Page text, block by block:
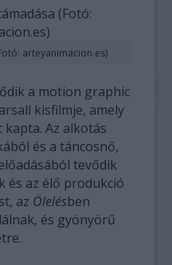
arteyanimacion.es)
a motion graphic
kisfilmje, amely
kapta. Az alkotás
és a táncosnő,
tevődik
és az élő produkció
az Ölelésben
és gyönyörű